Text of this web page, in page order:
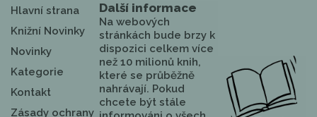
Hlavní strana
Knižní Novinky
Novinky
Kategorie
Kontakt
Zásady ochrany
Další informace
Na webových
stránkách bude brzy k
dispozici celkem více
než 10 milionů knih,
které se průběžně
nahrávají. Pokud
chcete být stále